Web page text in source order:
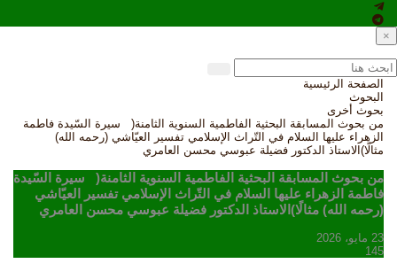
×
الصفحة الرئيسية
البحوث
بحوث أخرى
من بحوث المسابقة البحثية الفاطمية السنوية الثامنة( سيرة السّيدة فاطمة
الزهراء عليها السلام في التّراث الإسلامي تفسير العيّاشي (رحمه الله)
مثالًا)الاستاذ الدكتور فضيلة عبوسي محسن العامري
من بحوث المسابقة البحثية الفاطمية السنوية الثامنة( سيرة السّيدة
فاطمة الزهراء عليها السلام في التّراث الإسلامي تفسير العيّاشي
(رحمه الله) مثالًا)الاستاذ الدكتور فضيلة عبوسي محسن العامري
23 مايو، 2026
145